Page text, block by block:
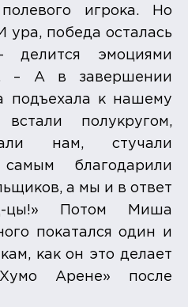
полевого игрока. Но
ура, победа осталась
делится эмоциями
– А в завершении
подъехала к нашему
полукругом,
нам, стучали
благодарили
а мы и в ответ
цы!» Потом Миша
покатался один и
как он это делает
Арене» после